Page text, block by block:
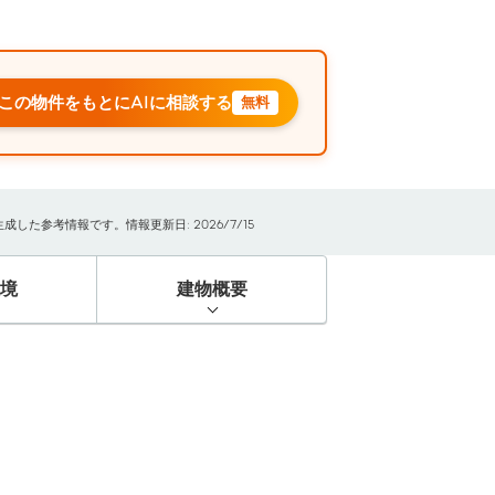
の物件をもとにAIに相談する 無料
した参考情報です。情報更新日: 2026/7/15
建物概要